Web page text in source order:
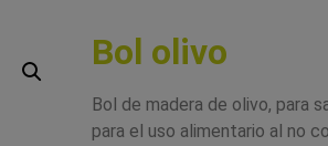
Bol olivo
Bol de madera de olivo, para
para el uso alimentario al no